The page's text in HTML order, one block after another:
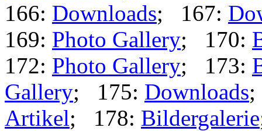
166: Downloads; 167:
169: Photo Gallery; 170:
172: Photo Gallery; 173:
Gallery; 175: Downloads
Artikel; 178: Bildergalerie